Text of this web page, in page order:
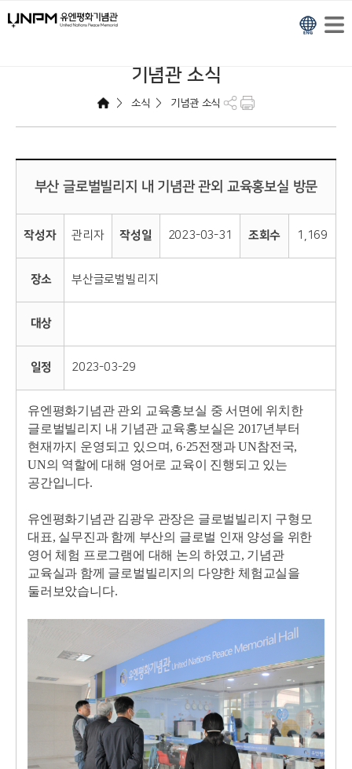
기념관 소식
> 소식 > 기념관 소식
부산 글로벌빌리지 내 기념관 관외 교육홍보실 방문
작성자 관리자 작성일 2023-03-31 조회수 1,169
장소 부산글로벌빌리지
대상
일정 2023-03-29
유엔평화기념관 관외 교육홍보실 중 서면에 위치한
글로벌빌리지 내 기념관 교육홍보실은 2017년부터
현재까지 운영되고 있으며, 6·25전쟁과 UN참전국,
UN의 역할에 대해 영어로 교육이 진행되고 있는
공간입니다.
유엔평화기념관 김광우 관장은 글로벌빌리지 구형모
대표, 실무진과 함께 부산의 글로벌 인재 양성을 위한
영어 체험 프로그램에 대해 논의 하였고, 기념관
교육실과 함께 글로벌빌리지의 다양한 체험교실을
둘러보았습니다.